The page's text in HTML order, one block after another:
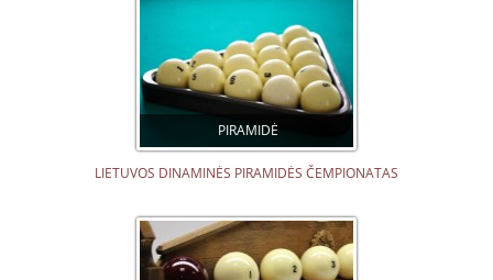
PIRAMIDĖ
LIETUVOS DINAMINĖS PIRAMIDĖS ČEMPIONATAS